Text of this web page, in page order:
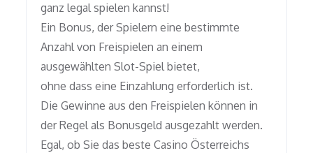
ganz legal spielen kannst!
Ein Bonus, der Spielern eine bestimmte
Anzahl von Freispielen an einem
ausgewählten Slot-Spiel bietet,
ohne dass eine Einzahlung erforderlich ist.
Die Gewinne aus den Freispielen können in
der Regel als Bonusgeld ausgezahlt werden.
Egal, ob Sie das beste Casino Österreichs